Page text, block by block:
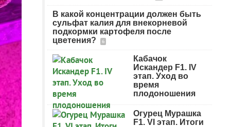
В какой концентрации должен быть
сульфат калия для внекорневой
подкормки картофеля после
цветения?
6
Кабачок
Искандер F1. IV
этап. Уход во
время
плодоношения
Огурец Мурашка
F1. VI этап. Итоги